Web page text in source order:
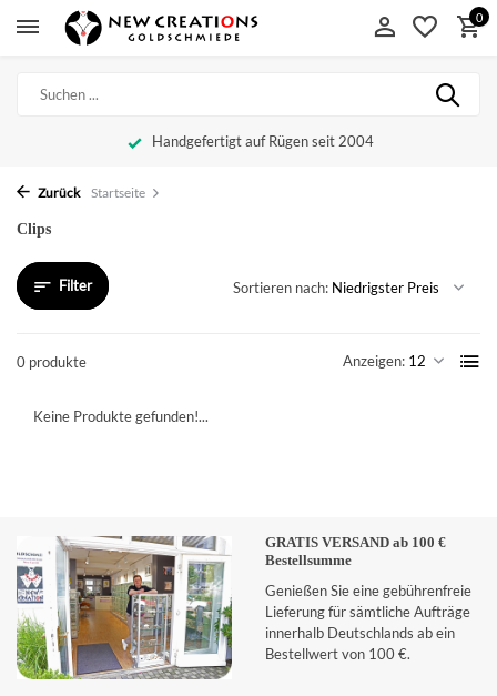
0
Handgefertigt auf Rügen seit 2004
Zurück Startseite
Clips
Filter
0 produkte Anzeigen:
Sortieren nach:
Keine Produkte gefunden!...
GRATIS VERSAND ab 100 €
Bestellsumme
Genießen Sie eine gebührenfreie
Lieferung für sämtliche Aufträge
innerhalb Deutschlands ab ein
Bestellwert von 100 €.